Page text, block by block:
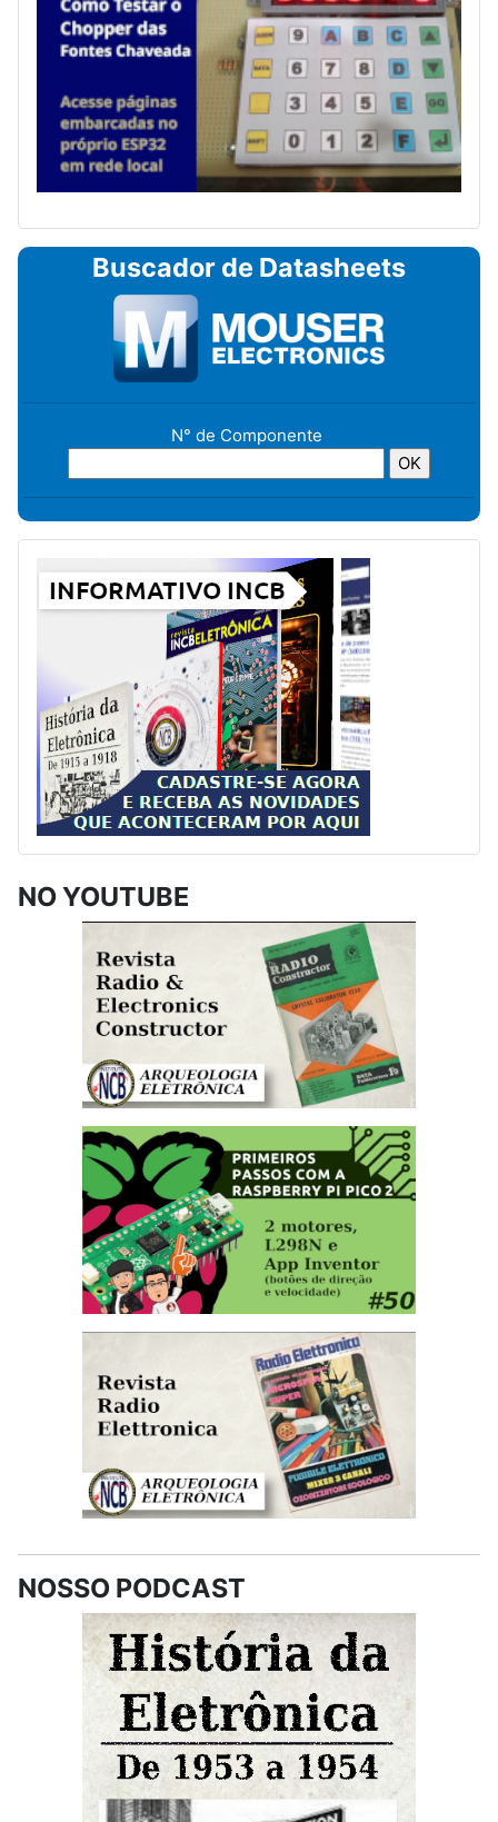
Buscador de Datasheets
N° de Componente
NO YOUTUBE
NOSSO PODCAST